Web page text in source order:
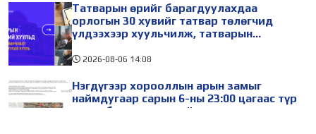
Татварын өрийг барагдуулахдаа
орлогын 30 хувийг татвар төлөгчид
үлдээхээр хуульчилж, татварын
болгон сунгажээ
2026-08-06 14:08
Нэгдүгээр хорооллын арын замыг
наймдугаар сарын 6-ны 23:00 цагаас түр
хааж, борооны ус зайлуулах шугамын